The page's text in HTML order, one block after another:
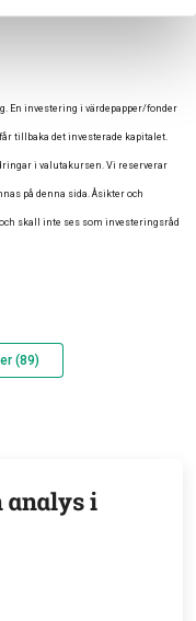
En investering i värdepapper/fonder
tillbaka det investerade kapitalet.
i valutakursen. Vi reserverar
på denna sida. Åsikter och
skall inte ses som investeringsråd
(89)
analys i